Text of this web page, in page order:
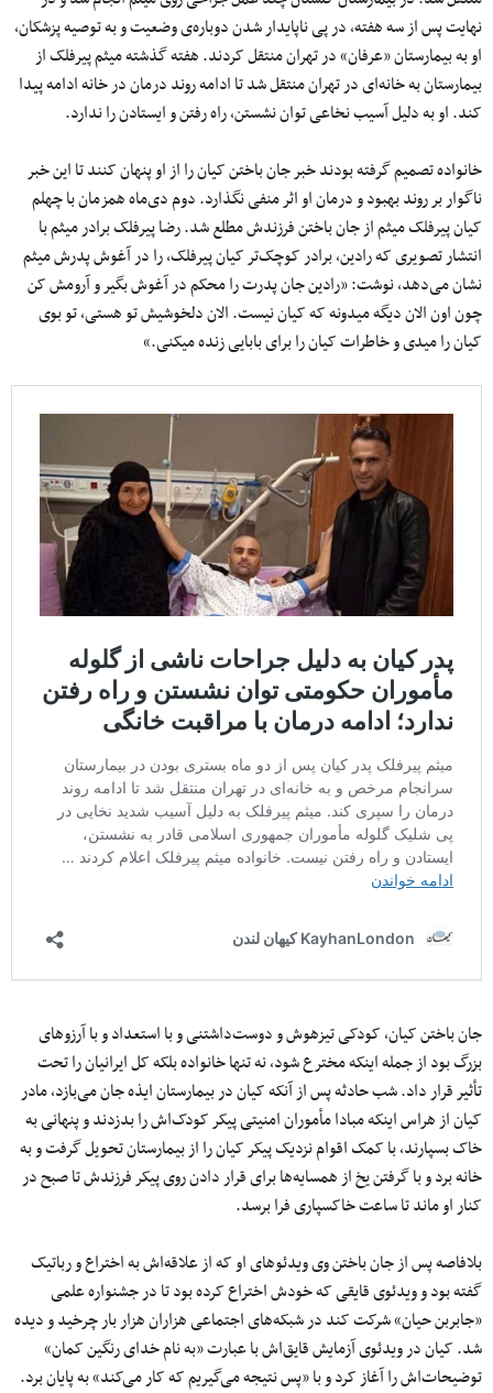
نهایت پس از سه هفته، در پی ناپایدار شدن دوباره‌ی وضعیت و به توصیه پزشکان،
او به بیمارستان «عرفان» در تهران منتقل کردند. هفته گذشته میثم پیرفلک از
بیمارستان به خانه‌ای در تهران منتقل شد تا ادامه روند درمان در خانه ادامه پیدا
کند. او به دلیل آسیب نخاعی توان نشستن، راه رفتن و ایستادن را ندارد.
خانواده تصمیم گرفته‌ بودند خبر جان باختن کیان را از او پنهان کنند تا این خبر
ناگوار بر روند بهبود و درمان او اثر منفی نگذارد. دوم دی‌ماه همزمان با چهلم
کیان پیرفلک میثم از جان باختن فرزندش مطلع شد. رضا پیرفلک برادر میثم با
انتشار تصویری که رادین، برادر کوچک‌تر کیان پیرفلک، را در آغوش پدرش میثم
نشان می‌دهد، نوشت: «رادین جان پدرت را محکم در آغوش بگیر و آرومش کن
چون اون الان دیگه میدونه که کیان نیست. الان دلخوشیش تو هستی، تو بوی
کیان را میدی و خاطرات کیان را برای بابایی زنده میکنی.»
جان باختن کیان، کودکی تیزهوش و دوست‌داشتنی و با استعداد و با آرزوهای
بزرگ بود از جمله اینکه مخترع شود، نه تنها خانواده بلکه کل ایرانیان را تحت
تأثیر قرار داد. شب حادثه پس از آنکه کیان در بیمارستان ایذه جان می‌بازد، مادر
کیان از هراس اینکه مبادا مأموران امنیتی پیکر کودک‌اش را بدزدند و پنهانی به
خاک بسپارند، با کمک اقوام نزدیک پیکر کیان را از بیمارستان تحویل گرفت و به
خانه برد و با گرفتن یخ از همسایه‌ها برای قرار دادن روی پیکر فرزندش تا صبح در
کنار او ماند تا ساعت خاکسپاری فرا برسد.
بلافاصه پس از جان باختن وی ویدئوهای او که از علاقه‌اش به اختراع و رباتیک
گفته بود و ویدئوی قایقی که خودش اختراع کرده بود تا در جشنواره علمی
«جابربن حیان» شرکت کند در شبکه‌های اجتماعی هزاران هزار بار چرخید و دیده
شد. کیان در ویدئوی آزمایش قایق‌اش با عبارت «به نام خدای رنگین کمان»
توضیحات‌اش را آغاز کرد و با «پس نتیجه می‌گیریم که کار می‌کند» به پایان برد.